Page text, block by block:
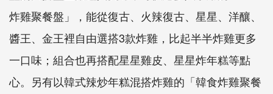
炸雞聚餐盤」， 能從復古、火辣復古、星星、洋釀、
醬王、金王裡自由選搭3款炸雞 ，比起半半炸雞更多
一口味；組合也再搭配星星雞皮、 星星炸年糕等點
心。另有以韓式辣炒年糕混搭炸雞的「韓食炸雞聚餐